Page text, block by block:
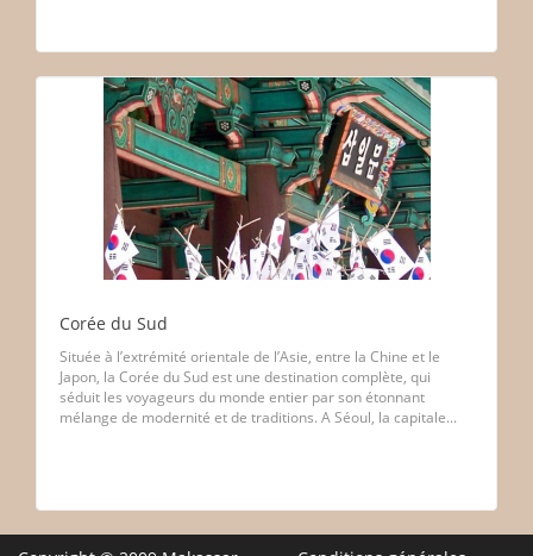
Corée du Sud
Située à l’extrémité orientale de l’Asie, entre la Chine et le
Japon, la Corée du Sud est une destination complète, qui
séduit les voyageurs du monde entier par son étonnant
mélange de modernité et de traditions. A Séoul, la capitale...